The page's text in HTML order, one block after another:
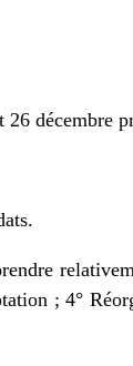
décembre
; 4°